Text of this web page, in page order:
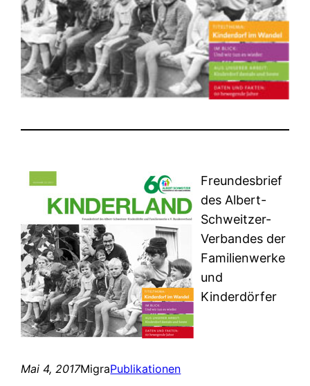
Freundesbrief
des Albert-
Schweitzer-
Verbandes der
Familienwerke
und
Kinderdörfer
Mai 4, 2017MigraPublikationen